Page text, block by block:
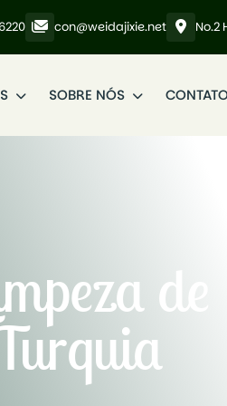
con@weidajixie.net No.2
SOBRE NÓS
de